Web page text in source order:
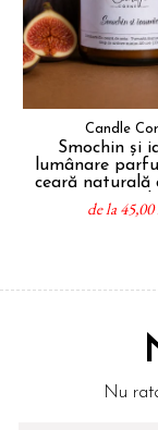
Candle
Smochin și
lumânare
ceară naturală
recipient
de la
Nu